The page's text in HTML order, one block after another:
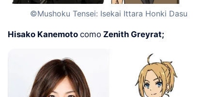
©Mushoku Tensei: Isekai Ittara Honki Dasu
Hisako Kanemoto como Zenith Greyrat;